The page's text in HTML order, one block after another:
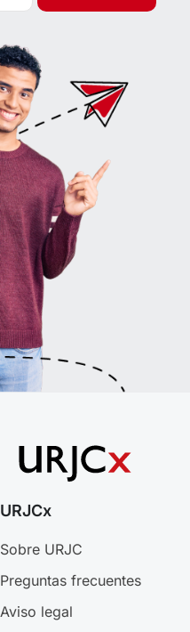
URJCx
Sobre URJC
Preguntas frecuentes
Aviso legal